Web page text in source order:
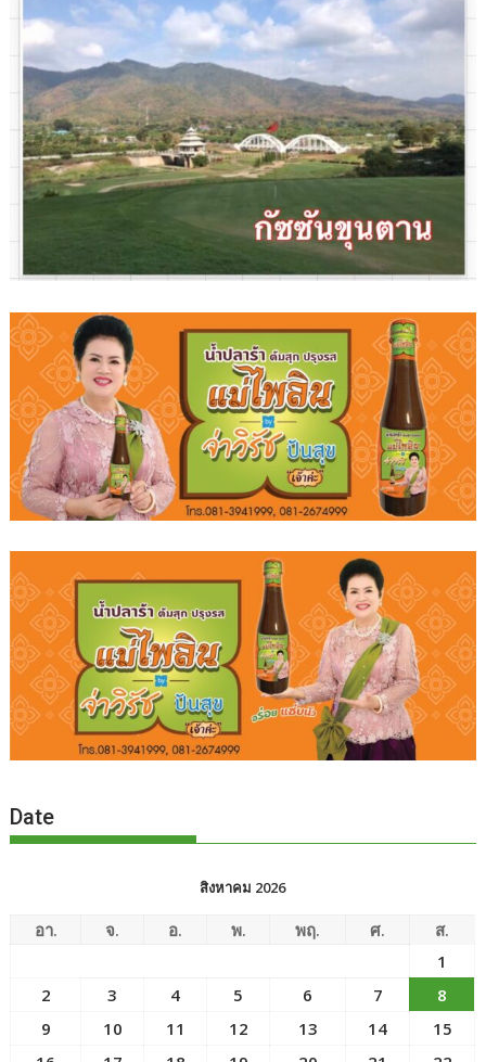
Date
สิงหาคม 2026
อา. จ. อ. พ. พฤ. ศ.
ส.
1
2
3 4 5 6 7
8
9
10 11 12 13 14
15